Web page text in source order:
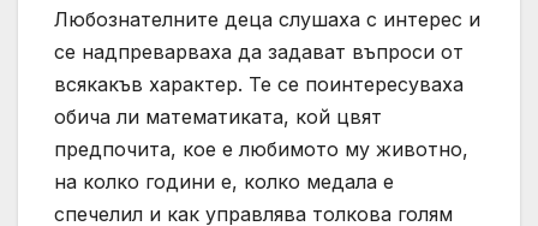
Любознателните деца слушаха с интерес и
се надпреварваха да задават въпроси от
всякакъв характер. Те се поинтересуваха
обича ли математиката, кой цвят
предпочита, кое е любимото му животно,
на колко години е, колко медала е
спечелил и как управлява толкова голям